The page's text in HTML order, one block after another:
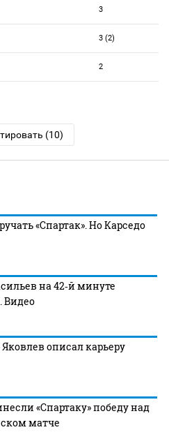
3
3 (2)
2
(10)
«Спартак». Но Карседо
на 42‑й минуте
Видео
Яковлев описал карьеру
«Спартаку» победу над
матче